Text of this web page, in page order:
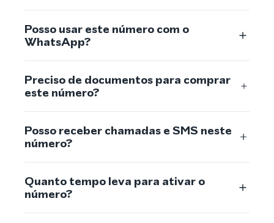
Posso usar este número com o
WhatsApp?
Preciso de documentos para comprar
este número?
Posso receber chamadas e SMS neste
número?
Quanto tempo leva para ativar o
número?